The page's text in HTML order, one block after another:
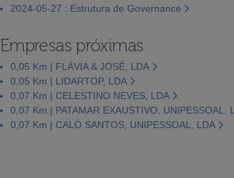
2024-05-27 : Estrutura de Governance
Empresas próximas
0,05 Km | FLÁVIA & JOSÉ, LDA
0,05 Km | LIDARTOP, LDA
0,07 Km | CELESTINO NEVES, LDA
0,07 Km | PATAMAR EXAUSTIVO, UNIPESSOAL,
0,07 Km | CALÓ SANTOS, UNIPESSOAL, LDA